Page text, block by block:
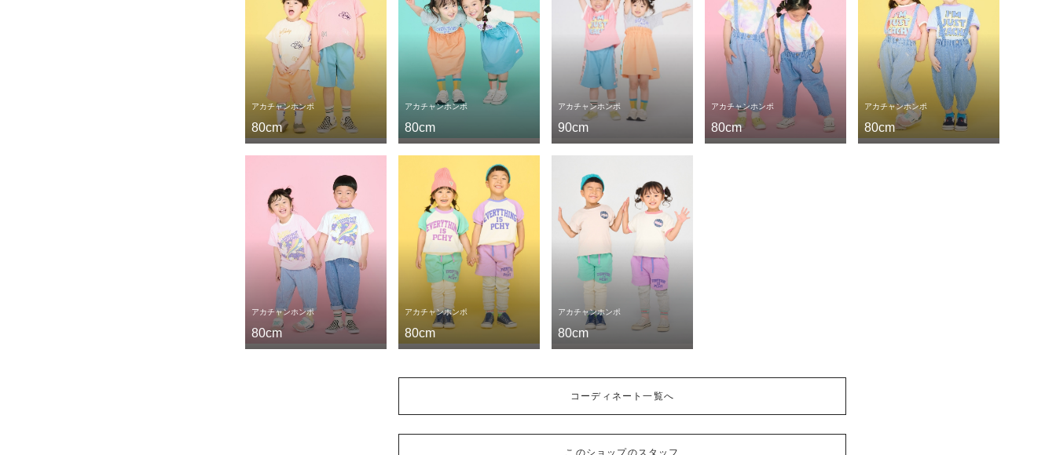
アカチャンホンポ
80cm
アカチャンホンポ
80cm
アカチャンホンポ
90cm
アカチャンホンポ
80cm
アカチャンホンポ
80cm
アカチャンホンポ
80cm
アカチャンホンポ
80cm
アカチャンホンポ
80cm
コーディネート一覧へ